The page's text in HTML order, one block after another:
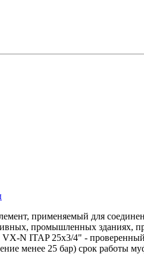
применяемый для
промышленных зданиях,
N ITAP 25х3/4" - проверенный
менее 25 бар) срок работы